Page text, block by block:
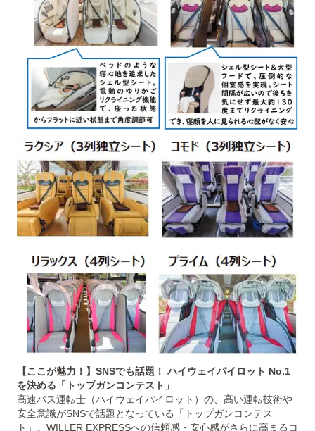
【ここが魅力！】SNSでも話題！ ハイウェイパイロット No.1
を決める「トップガンコンテスト」
高速バス運転士（ハイウェイパイロット）の、高い運転技術や
安全意識がSNSで話題となっている「トップガンコンテス
ト」。WILLER EXPRESSへの信頼感・安心感がさらに高まるコ